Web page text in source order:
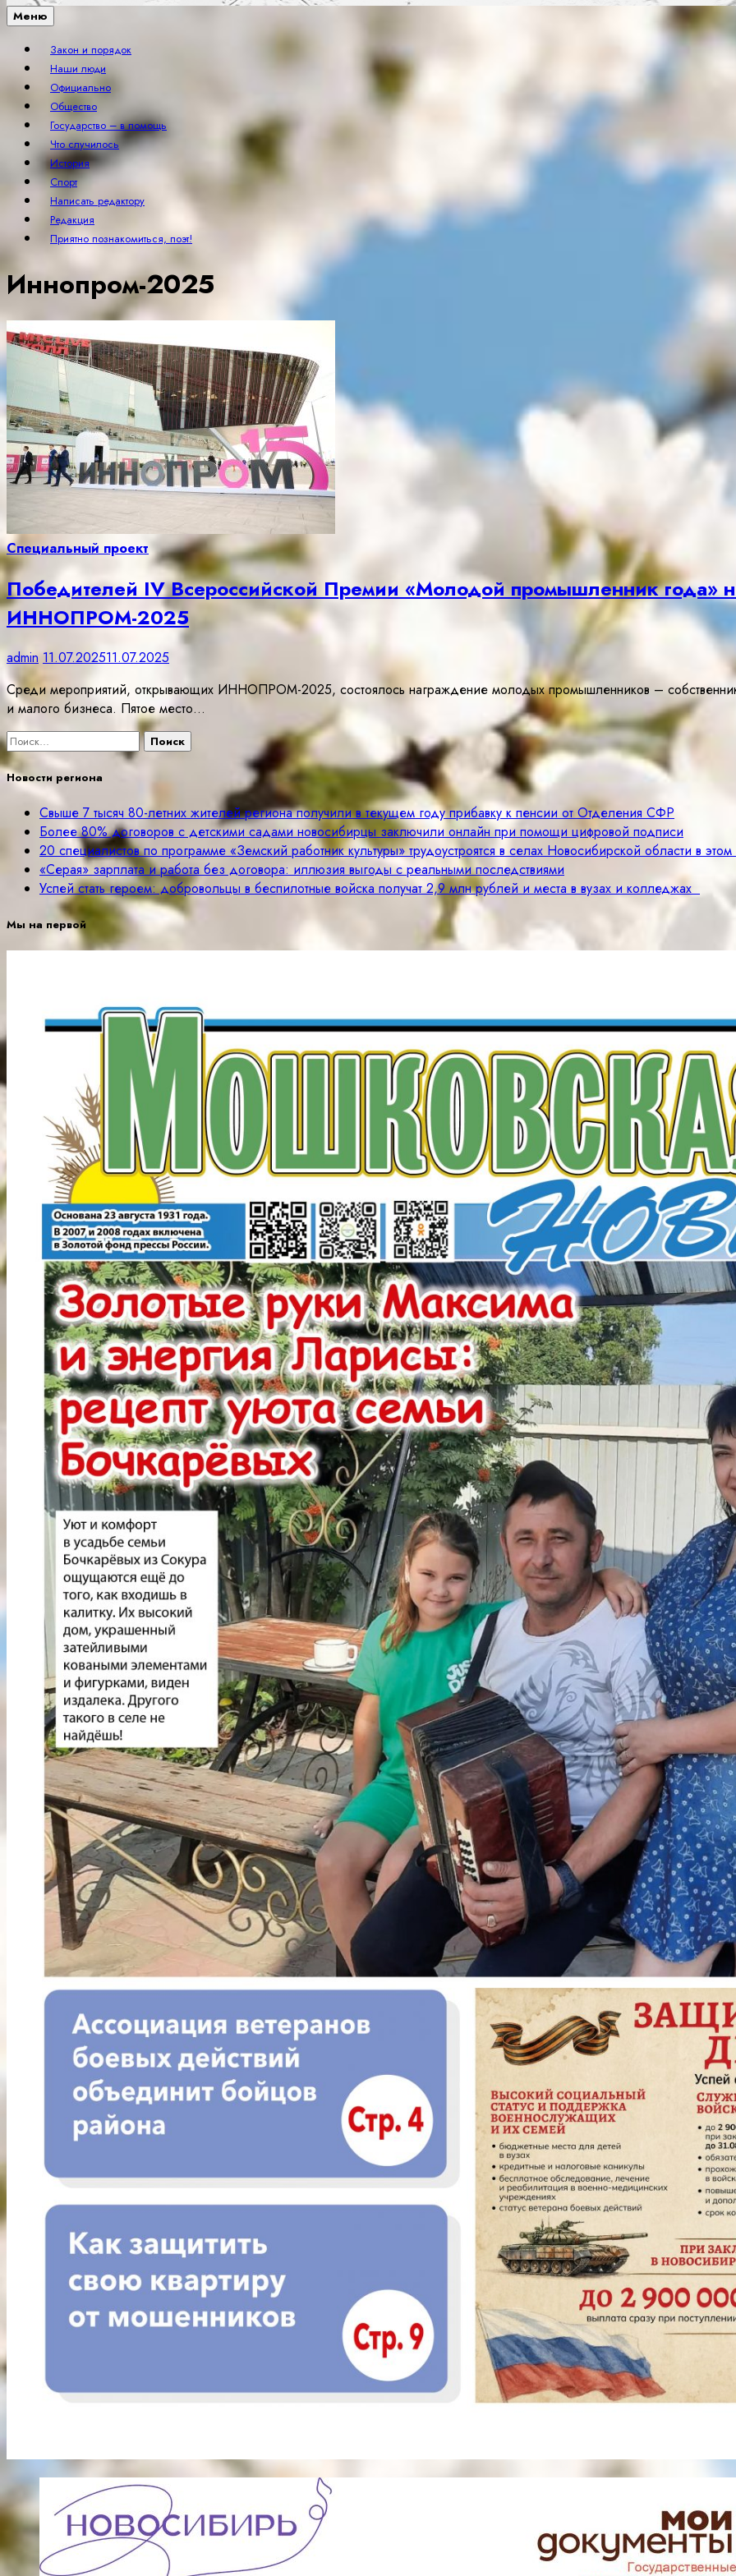
Меню
Закон и порядок
Наши люди
Официально
Общество
Государство – в помощь
Что случилось
История
Спорт
Написать редактору
Редакция
Приятно познакомиться, поэт!
Иннопром-2025
Специальный проект
Победителей IV Всероссийской Премии «Молодой промышленник года»
ИННОПРОМ-2025
admin 11.07.202511.07.2025
Среди мероприятий, открывающих ИННОПРОМ-2025, состоялось награждение молодых промышленников –
и малого бизнеса. Пятое место…
Найти:
Новости региона
Свыше 7 тысяч 80-летних жителей региона получили в текущем году прибавку к пенсии от Отделения СФР
Более 80% договоров с детскими садами новосибирцы заключили онлайн при помощи цифровой подписи
20 специалистов по программе «Земский работник культуры» трудоустроятся в селах Новосибирской области в этом
«Серая» зарплата и работа без договора: иллюзия выгоды с реальными последствиями
Успей стать героем: добровольцы в беспилотные войска получат 2,9 млн рублей и места в вузах и колледжах
Мы на первой